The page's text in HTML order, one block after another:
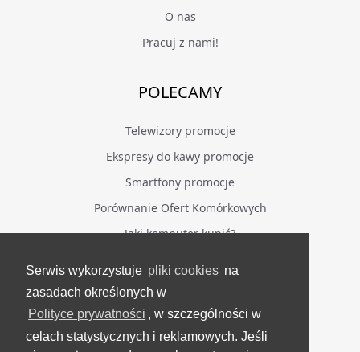
Serwis wykorzystuje pliki cookies na
zasadach określonych w
Polityce prywatności , w szczególności w
celach statystycznych i reklamowych. Jeśli
O nas
Pracuj z nami!
POLECAMY
Telewizory promocje
Ekspresy do kawy promocje
Smartfony promocje
Porównanie Ofert Komórkowych
Jaki komputer kupić?
BĄDŹ NA BIEŻĄCO
Facebook
Grupa Testerzy Videotestów